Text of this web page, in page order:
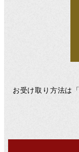
お受け取り方法は「